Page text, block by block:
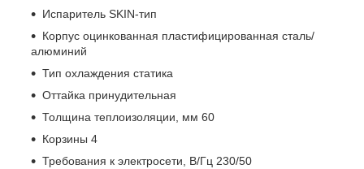
Испаритель SKIN-тип
Корпус оцинкованная пластифицированная сталь/
алюминий
Тип охлаждения статика
Оттайка принудительная
Толщина теплоизоляции, мм 60
Корзины 4
Требования к электросети, В/Гц 230/50